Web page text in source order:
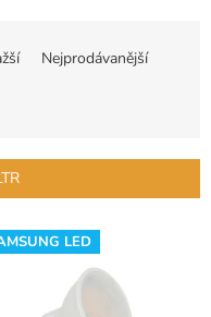
Nejprodávanější
LED